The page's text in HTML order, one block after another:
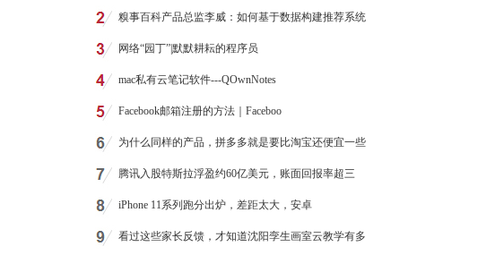
糗事百科产品总监李威：如何基于数据构建推荐系统
网络“园丁”|默默耕耘的程序员
mac私有云笔记软件---QOwnNotes
Facebook邮箱注册的方法｜Faceboo
为什么同样的产品，拼多多就是要比淘宝还便宜一些
腾讯入股特斯拉浮盈约60亿美元，账面回报率超三
iPhone 11系列跑分出炉，差距太大，安卓
看过这些家长反馈，才知道沈阳孪生画室云教学有多